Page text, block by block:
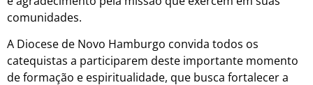
comunidades.
A Diocese de Novo Hamburgo convida todos os
catequistas a participarem deste importante momento
de formação e espiritualidade, que busca fortalecer a